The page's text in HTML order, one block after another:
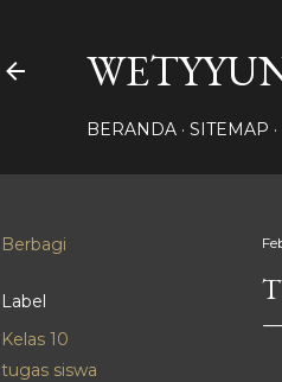
BERANDA SITEMAP
Berbagi
Label
Kelas 10
tugas siswa